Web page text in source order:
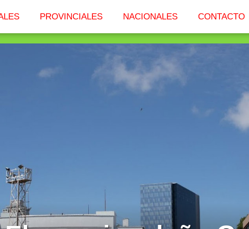
PROVINCIALES NACIONALES CONTACTO